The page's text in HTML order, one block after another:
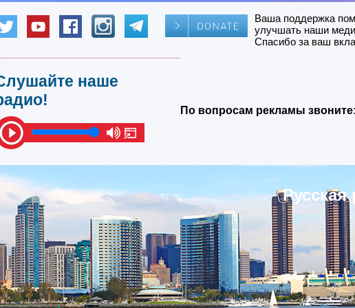
Ваша поддержка
улучшать наши
Спасибо за ваш
наше
По вопросам рекламы звоните:
Русская